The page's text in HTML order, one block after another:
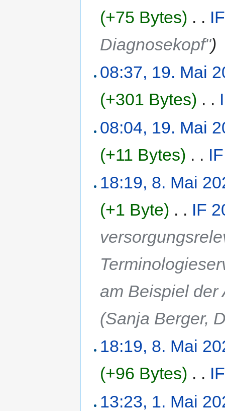
(+75 Bytes) . .
Diagnosekopf")
08:37, 19. Mai
(+301 Bytes) . .
08:04, 19. Mai
(+11 Bytes) . .
18:19, 8. Mai
(+1 Byte) . . IF
am Beispiel der
(Sanja Berger,
18:19, 8. Mai
(+96 Bytes) . .
13:23, 1. Mai